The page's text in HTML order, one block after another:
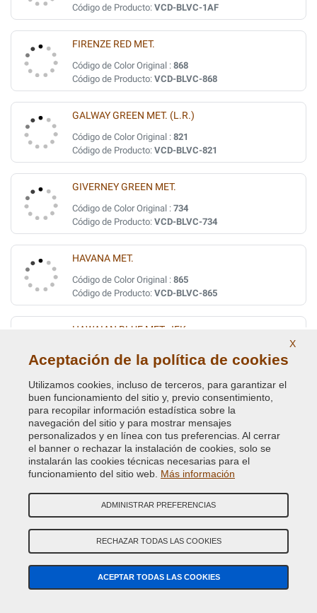
Código de Producto: VCD-BLVC-1AF
FIRENZE RED MET.
Código de Color Original : 868
Código de Producto: VCD-BLVC-868
GALWAY GREEN MET. (L.R.)
Código de Color Original : 821
Código de Producto: VCD-BLVC-821
GIVERNEY GREEN MET.
Código de Color Original : 734
Código de Producto: VCD-BLVC-734
HAVANA MET.
Código de Color Original : 865
Código de Producto: VCD-BLVC-865
HAWAIAN BLUE MET. JFK
Código de Producto:
VCD-BLVC-1268
HAWAIAN BLUE MET. JFK
Código de Color Original :1268-JFK
Código de Producto:VCD-BLVC-JFK
ICE.BLUE MET (LAND ROVER 1254)
Código de Color Original :621
Código de Producto: VCD-BLVC-621
ICE.BLUE MET(L.ROVER) (VEDI BLVC 1254)
Código de Color Original :JEL
Código de Producto:VCD-BLVC-JEL
X
Aceptación de la política de cookies
Utilizamos cookies, incluso de terceros, para garantizar el
buen funcionamiento del sitio y, previo consentimiento,
para recopilar información estadística sobre la
navegación del sitio y para mostrar mensajes
personalizados y en línea con tus preferencias. Al cerrar
el banner o rechazar la instalación de cookies, solo se
instalarán las cookies técnicas necesarias para el
funcionamiento del sitio web. Más información
ADMINISTRAR PREFERENCIAS
RECHAZAR TODAS LAS COOKIES
ACEPTAR TODAS LAS COOKIES